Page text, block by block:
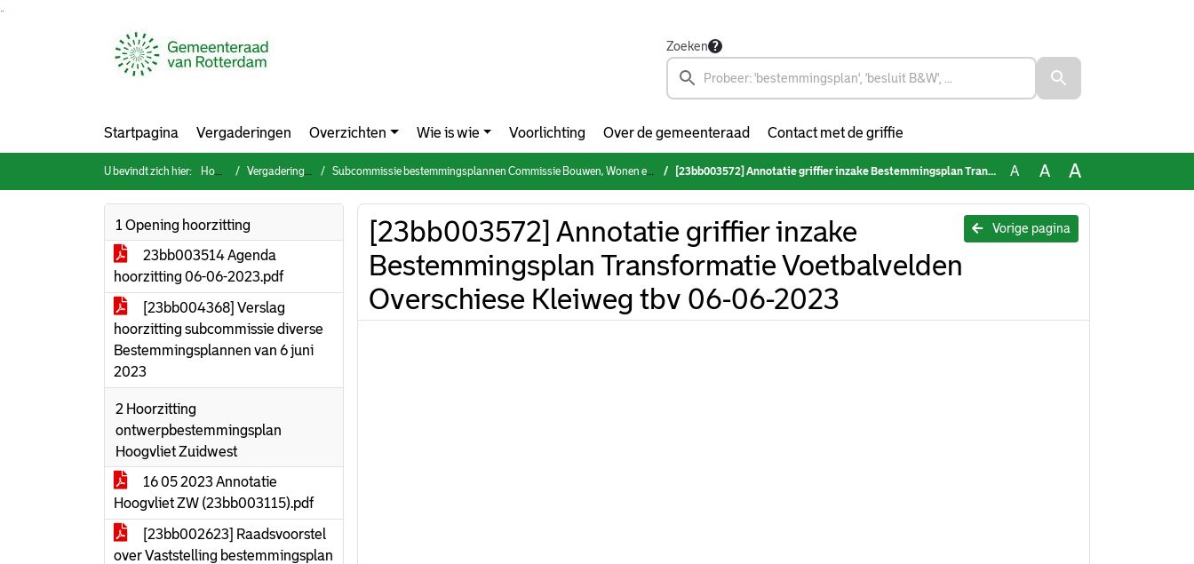
Zoeken
Startpagina Vergaderingen Overzichten Wie is wie Voorlichting Over de gemeenteraad Contact met de griffie
U bevindt zich hier: Home Vergaderingen Subcommissie bestemmingsplannen Commissie Bouwen, Wonen en Buitenruimte (2022-2026) (dinsdag 6 juni 2023) [23bb003572] Annotatie griffier inzake Bestemmingsplan Transformatie Voetbalvelden Overschiese Kleiweg tbv 06-06-2023 A A A
1 Opening hoorzitting
23bb003514 Agenda
hoorzitting 06-06-2023.pdf
[23bb004368] Verslag
hoorzitting subcommissie diverse
Bestemmingsplannen van 6 juni
2023
2 Hoorzitting
ontwerpbestemmingsplan
Hoogvliet Zuidwest
16 05 2023 Annotatie
Hoogvliet ZW (23bb003115).pdf
[23bb002623] Raadsvoorstel
over Vaststelling bestemmingsplan
Vorige pagina
[23bb003572] Annotatie griffier inzake
Bestemmingsplan Transformatie Voetbalvelden
Overschiese Kleiweg tbv 06-06-2023